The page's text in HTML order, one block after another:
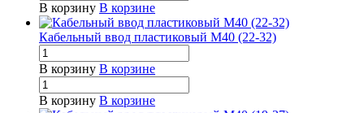
В корзину В корзине
Кабельный ввод пластиковый М40 (22-32)
В корзину В корзине
В корзину В корзине